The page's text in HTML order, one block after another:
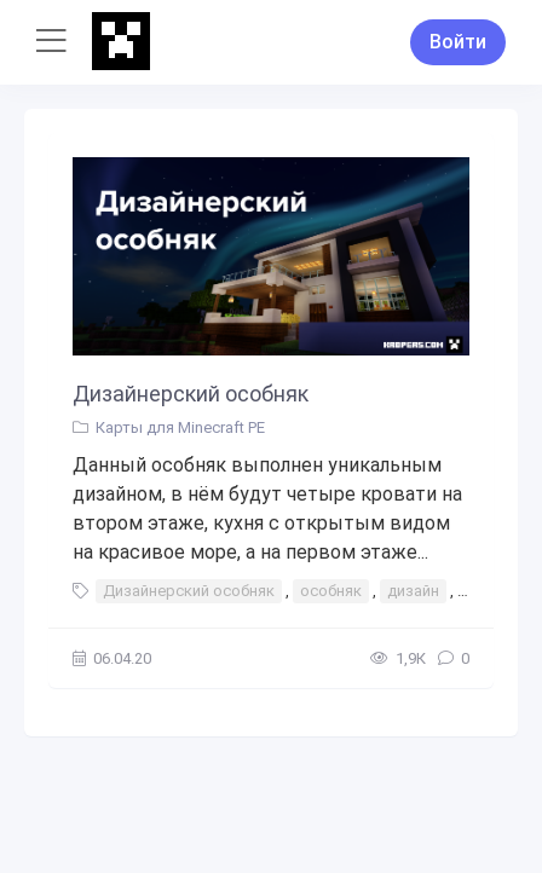
Войти
Дизайнерский особняк
Карты для Minecraft PE
Данный особняк выполнен уникальным
дизайном, в нём будут четыре кровати на
втором этаже, кухня с открытым видом
на красивое море, а на первом этаже...
Дизайнерский особняк , особняк , дизайн ,
06.04.20 1,9К 0